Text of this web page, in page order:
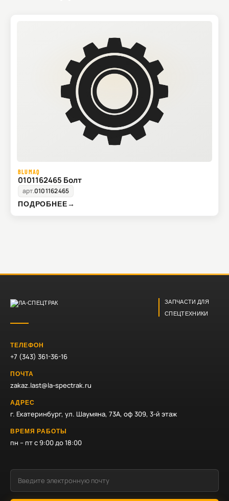
BLUMAQ
0101162465 Болт
арт.0101162465
ПОДРОБНЕЕ→
ЗАПЧАСТИ ДЛЯ
СПЕЦТЕХНИКИ
ТЕЛЕФОН
+7 (343) 361-36-16
ПОЧТА
zakaz.last@la-spectrak.ru
АДРЕС
г. Екатеринбург, ул. Шаумяна, 73А, оф 309, 3-й этаж
ВРЕМЯ РАБОТЫ
пн – пт с 9:00 до 18:00